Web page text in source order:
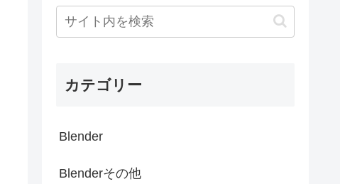
カテゴリー
Blender
Blenderその他